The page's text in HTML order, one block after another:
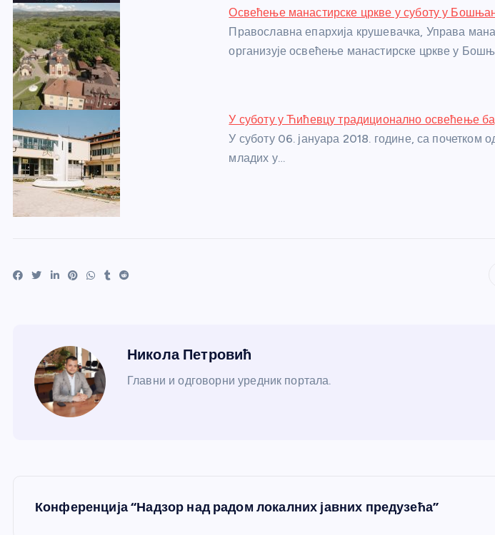
Освећење манастирске цркве у суботу у
Православна епархија крушевачка, Управа
организује освећење манастирске цркве у
У суботу у Ћићевцу традиционално освећење
У суботу 06. јануара 2018. године, са почетком
младих у…
Никола Петровић
Главни и одговорни уредник портала.
Конференција “Надзор над радом локалних јавних предузећа”